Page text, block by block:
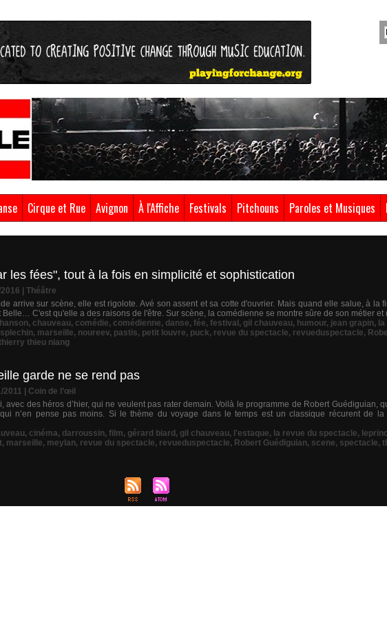
Cirque et Rue Avignon À l'Affiche Festivals Pitchouns Paroles et Musiques
les fées", tout à la fois en simplicité et sophistication
Théâtre
arrive sur scène, elle est rigolote. Avé son assent et sa cotte d'ouvrier. Mais quand elle salue, à la
Belle… C'est qu'elle a des raisons de l'être. Sur scène, la comédienne se montre sûre de son métier et
, chauveau, comédie, comédienne, danse, fée, festival , gil chauveau, humour, jean grapin,
, marseille, noureev, pastis, petit louvre, puck, revue du spectacle, revueduspectacle,
thieu niang
garde ne se rend pas
2011
Coin de l’œil
avec des héros d’hier, qui ne veulent pas rater demain. Voilà le programme de Robert Guédiguian,
n’en pense pas moins. Si le thème du voyage dans le temps est un classique récurent de la
, cinéma, darroussin, film, gérard biard , gil chauveau, l'estaque, la revue du spectacle,
, marseille, meylan, revue du spectacle, revueduspectacle, Robert Guédiguian, scene, spectacle,